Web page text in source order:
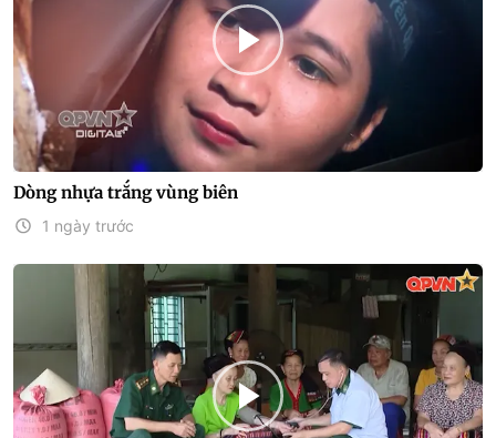
Dòng nhựa trắng vùng biên
1 ngày trước